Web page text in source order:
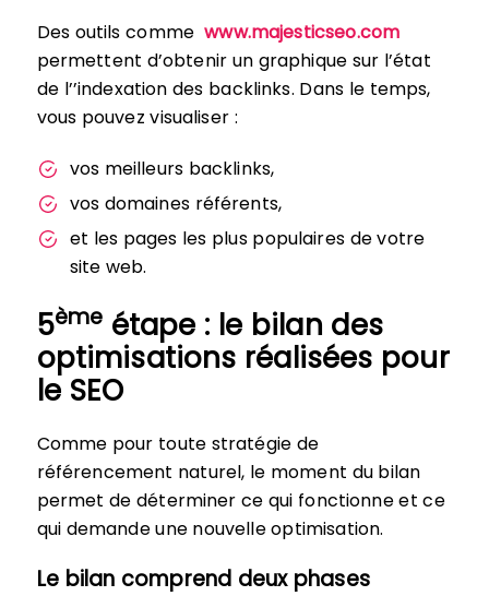
Des outils commewww.majesticseo.com
permettent d’obtenir un graphique sur l’état
de l’’indexation des backlinks. Dans le temps,
vous pouvez visualiser :
vos meilleurs backlinks,
vos domaines référents,
et les pages les plus populaires de votre
site web.
5ème étape : le bilan des
optimisations réalisées pour
le SEO
Comme pour toute stratégie de
référencement naturel, le moment du bilan
permet de déterminer ce qui fonctionne et ce
qui demande une nouvelle optimisation.
Le bilan comprend deux phases